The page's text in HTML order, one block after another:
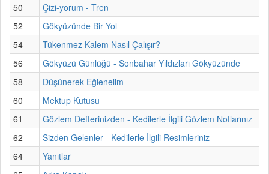
50
Çizi-yorum - Tren
52
Gökyüzünde Bir Yol
54
Tükenmez Kalem Nasıl Çalışır?
56
Gökyüzü Günlüğü - Sonbahar Yıldızları Gökyüzünde
58
Düşünerek Eğlenelim
60
Mektup Kutusu
61
Gözlem Defterinizden - Kedilerle İlgili Gözlem Notlarınız
62
Sizden Gelenler - Kedilerle İlgili Resimleriniz
64
Yanıtlar